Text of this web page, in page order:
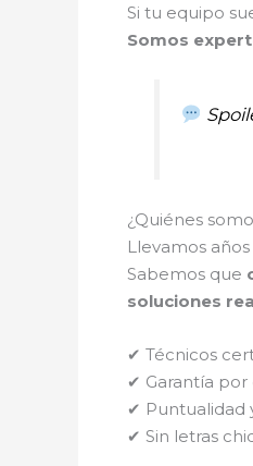
Si tu equipo
Somos
¿Quiénes
Llevamos
Sabemos que
soluciones
✔ Técnicos
✔ Garantía por
✔ Puntualidad
✔ Sin letras